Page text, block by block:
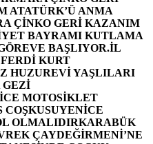
ATATÜRK’Ü ANMA
ÇİNKO GERİ KAZANIM
BAYRAMI KUTLAMA
BAŞLIYOR.İL
KURT
HUZUREVİ YAŞLILARI
GEZİ
MOTOSİKLET
COŞKUSUYENİCE
OLMALIDIRKARABÜK
ÇAYDEĞİRMENİ’NE